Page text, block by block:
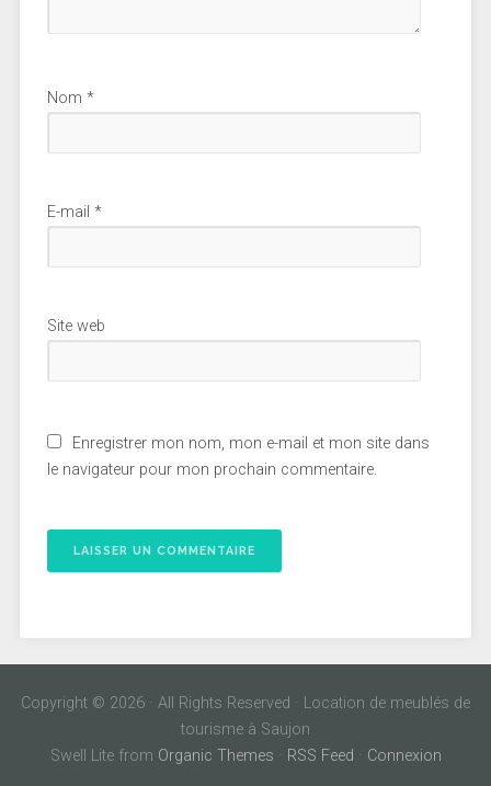
Nom *
E-mail *
Site web
Enregistrer mon nom, mon e-mail et mon site dans
le navigateur pour mon prochain commentaire.
Copyright © 2026 · All Rights Reserved · Location de meublés de
tourisme à Saujon
Swell Lite from Organic Themes · RSS Feed · Connexion